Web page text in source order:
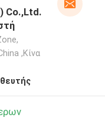
Co.,Ltd.
,Κίνα